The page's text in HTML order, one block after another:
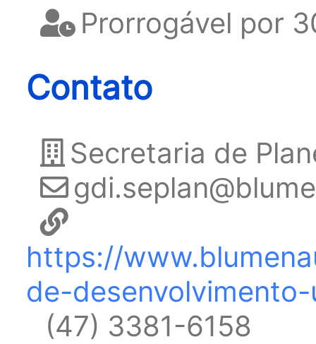
Prorrogável por
Contato
Secretaria de
https://
de-
(47) 3381-6158